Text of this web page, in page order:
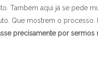
Também aqui já se pede
Que mostrem o processo.
precisamente por sermos